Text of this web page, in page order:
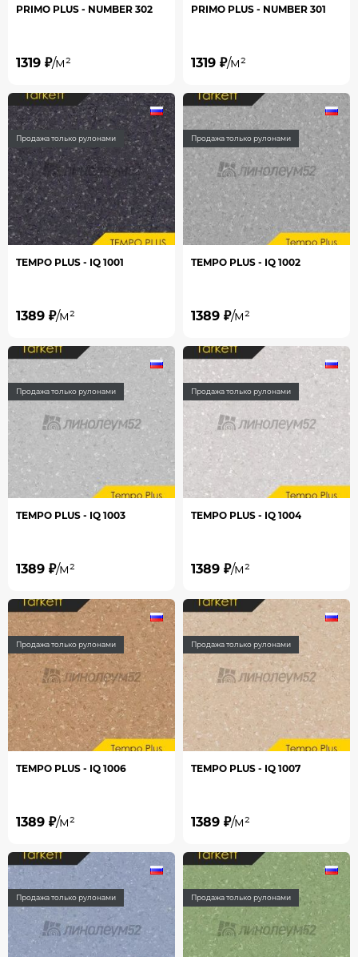
PRIMO PLUS - NUMBER 302
1319 ₽/м²
PRIMO PLUS - NUMBER 301
1319 ₽/м²
Продажа только рулонами
TEMPO PLUS - IQ 1001
1389 ₽/м²
Продажа только рулонами
TEMPO PLUS - IQ 1002
1389 ₽/м²
Продажа только рулонами
TEMPO PLUS - IQ 1003
1389 ₽/м²
Продажа только рулонами
TEMPO PLUS - IQ 1004
1389 ₽/м²
Продажа только рулонами
TEMPO PLUS - IQ 1006
1389 ₽/м²
Продажа только рулонами
TEMPO PLUS - IQ 1007
1389 ₽/м²
Продажа только рулонами Продажа только рулонами